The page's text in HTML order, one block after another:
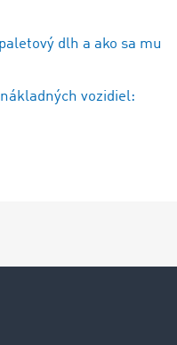
dlh a ako sa mu
vozidiel: